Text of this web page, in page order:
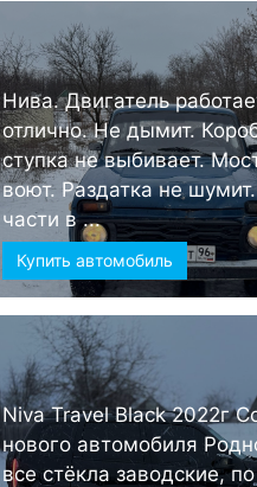
Нива. Двигатель
отлично. Не дымит.
ступка не выбивает.
воют. Раздатка не
части в ...
Купить автомобиль
Niva Travel Black 2022г
нового автомобиля
все стёкла заводские,